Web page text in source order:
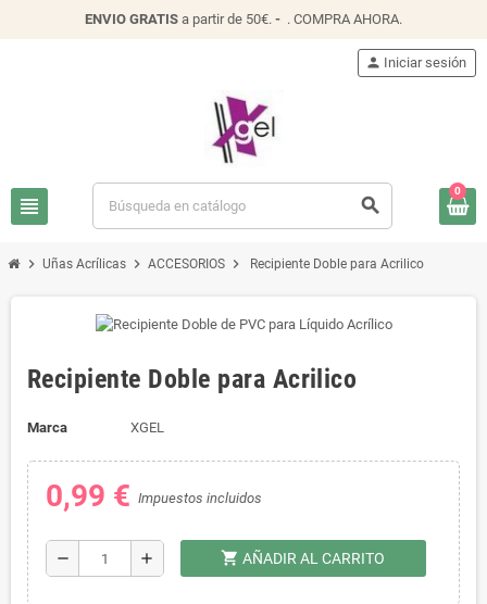
ENVIO GRATIS a partir de 50€. - . COMPRA AHORA.
view_headline search
person Iniciar sesión
0
chevron_right Uñas Acrílicas chevron_right ACCESORIOS chevron_right Recipiente Doble para Acrilico
Recipiente Doble para Acrilico
Marca XGEL
0,99 € Impuestos incluidos
remove add shopping_cart AÑADIR AL CARRITO